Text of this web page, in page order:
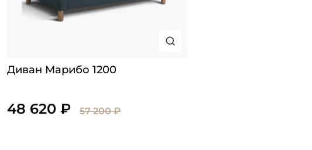
Диван Марибо 1200
48 620 ₽ 57 200 ₽